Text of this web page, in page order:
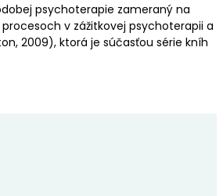
psychoterapie zameraný na
v zážitkovej psychoterapii a
2009), ktorá je súčasťou série kníh